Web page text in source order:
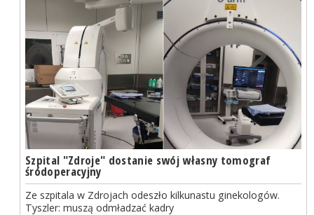
Szpital "Zdroje" dostanie swój własny tomograf
śródoperacyjny
Ze szpitala w Zdrojach odeszło kilkunastu ginekologów.
Tyszler: muszą odmładzać kadry